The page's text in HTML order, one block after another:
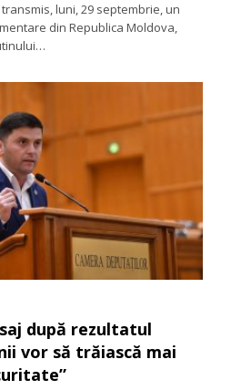
luni, 29 septembrie, un
din Republica Moldova,
după rezultatul
vor să trăiască mai